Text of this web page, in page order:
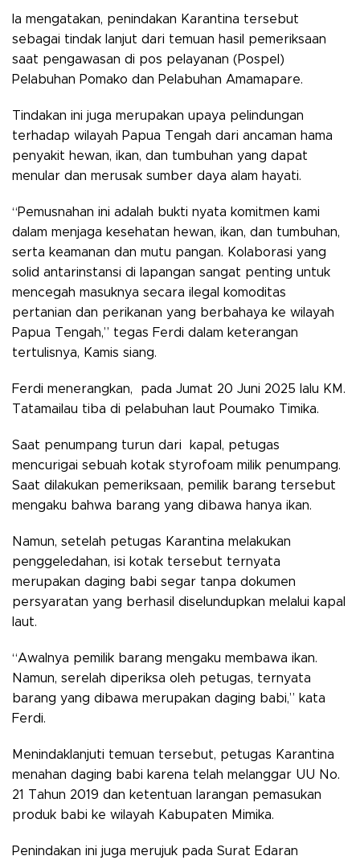
Ia mengatakan, penindakan Karantina tersebut
sebagai tindak lanjut dari temuan hasil pemeriksaan
saat pengawasan di pos pelayanan (Pospel)
Pelabuhan Pomako dan Pelabuhan Amamapare.
Tindakan ini juga merupakan upaya pelindungan
terhadap wilayah Papua Tengah dari ancaman hama
penyakit hewan, ikan, dan tumbuhan yang dapat
menular dan merusak sumber daya alam hayati.
“Pemusnahan ini adalah bukti nyata komitmen kami
dalam menjaga kesehatan hewan, ikan, dan tumbuhan,
serta keamanan dan mutu pangan. Kolaborasi yang
solid antarinstansi di lapangan sangat penting untuk
mencegah masuknya secara ilegal komoditas
pertanian dan perikanan yang berbahaya ke wilayah
Papua Tengah,” tegas Ferdi dalam keterangan
tertulisnya, Kamis siang.
Ferdi menerangkan, pada Jumat 20 Juni 2025 lalu KM.
Tatamailau tiba di pelabuhan laut Poumako Timika.
Saat penumpang turun dari kapal, petugas
mencurigai sebuah kotak styrofoam milik penumpang.
Saat dilakukan pemeriksaan, pemilik barang tersebut
mengaku bahwa barang yang dibawa hanya ikan.
Namun, setelah petugas Karantina melakukan
penggeledahan, isi kotak tersebut ternyata
merupakan daging babi segar tanpa dokumen
persyaratan yang berhasil diselundupkan melalui kapal
laut.
“Awalnya pemilik barang mengaku membawa ikan.
Namun, serelah diperiksa oleh petugas, ternyata
barang yang dibawa merupakan daging babi,” kata
Ferdi.
Menindaklanjuti temuan tersebut, petugas Karantina
menahan daging babi karena telah melanggar UU No.
21 Tahun 2019 dan ketentuan larangan pemasukan
produk babi ke wilayah Kabupaten Mimika.
Penindakan ini juga merujuk pada Surat Edaran